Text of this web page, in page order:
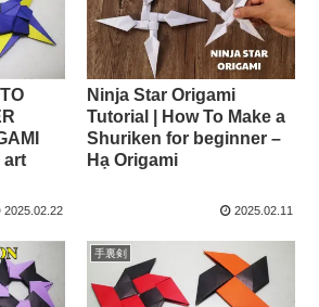
art
2025.02.22
Ninja Star Origami
Tutorial | How To Make a
Shuriken for beginner –
Hạ Origami
2025.02.11
手裏剣